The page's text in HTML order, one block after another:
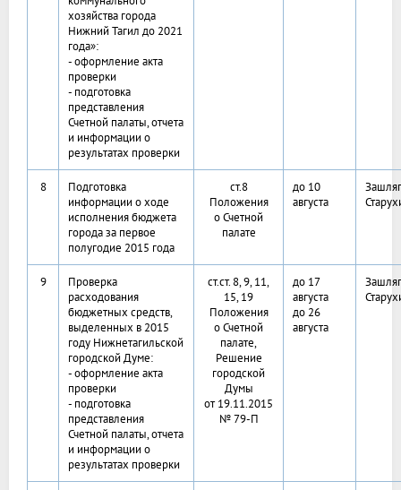
хозяйства города
Нижний Тагил до 2021
года»:
- оформление акта
проверки
- подготовка
представления
Счетной палаты, отчета
и информации о
результатах проверки
8
Подготовка
информации о ходе
исполнения бюджета
города за первое
полугодие 2015 года
ст.8
Положения
о Счетной
палате
до 10
августа
9
Проверка
расходования
бюджетных средств,
выделенных в 2015
году Нижнетагильской
городской Думе:
- оформление акта
проверки
- подготовка
представления
Счетной палаты, отчета
и информации о
результатах проверки
ст.ст. 8, 9, 11,
15, 19
Положения
о Счетной
палате,
Решение
городской
Думы
от 19.11.2015
№ 79-П
до 17
августа
до 26
августа